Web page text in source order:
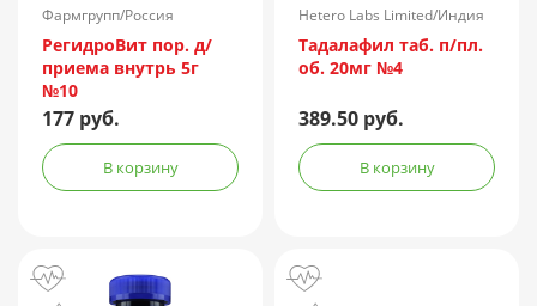
Фармгрупп/Россия
РегидроВит пор. д/
приема внутрь 5г
№10
177 руб.
В корзину
Hetero Labs Limited/Индия
Тадалафил таб. п/пл.
об. 20мг №4
389.50 руб.
В корзину